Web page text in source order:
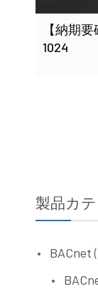
【納期
1024
製品カ
BACnet